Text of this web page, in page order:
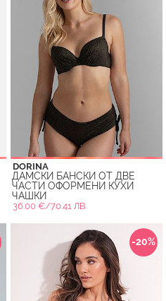
DORINA
ДАМСКИ БАНСКИ ОТ ДВЕ
ЧАСТИ ОФОРМЕНИ КУХИ
ЧАШКИ
36.00 €/70.41 ЛВ.
-20%